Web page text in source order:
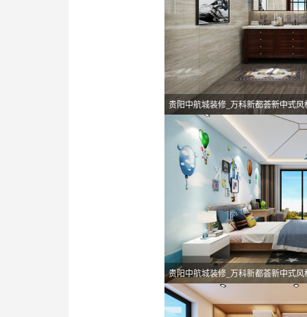
贵阳中航城装修_万科新都荟新中式风
贵阳中航城装修_万科新都荟新中式风